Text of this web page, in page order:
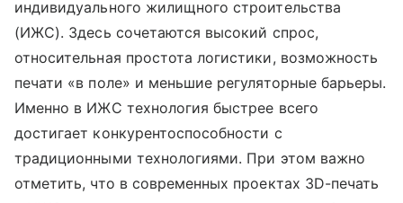
индивидуального жилищного строительства
(ИЖС). Здесь сочетаются высокий спрос,
относительная простота логистики, возможность
печати «в поле» и меньшие регуляторные барьеры.
Именно в ИЖС технология быстрее всего
достигает конкурентоспособности с
традиционными технологиями. При этом важно
отметить, что в современных проектах 3D-печать